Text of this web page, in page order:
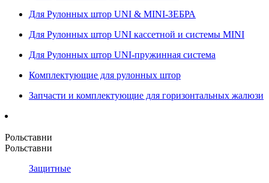
Для Рулонных штор UNI & MINI-ЗЕБРА
Для Рулонных штор UNI кассетной и системы MINI
Для Рулонных штор UNI-пружинная система
Комплектующие для рулонных штор
Запчасти и комплектующие для горизонтальных жалюзи
Рольставни
Рольставни
Защитные